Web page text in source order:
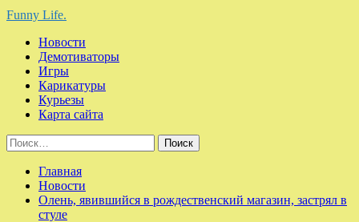
Основное
Funny Life.
Новости
Демотиваторы
Игры
Карикатуры
Курьезы
Карта сайта
Найти:
Главная
Новости
Олень, явившийся в рождественский магазин, застрял в
стуле